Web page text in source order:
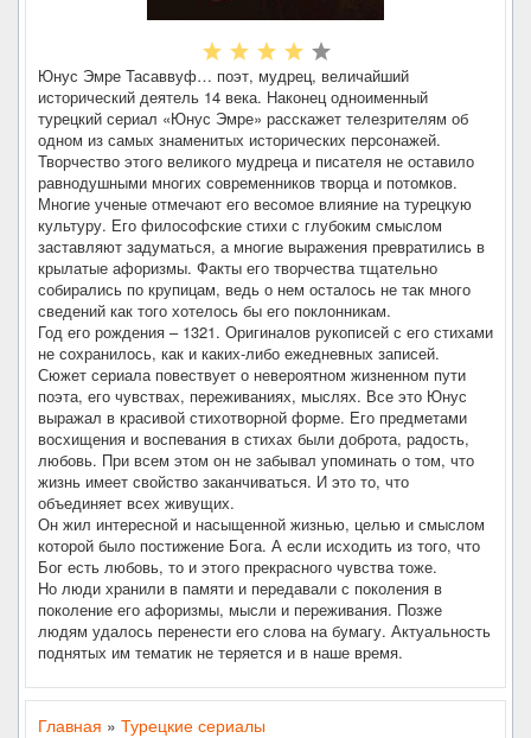
Юнус Эмре Тасаввуф… поэт, мудрец, величайший
исторический деятель 14 века. Наконец одноименный
турецкий сериал «Юнус Эмре» расскажет телезрителям об
одном из самых знаменитых исторических персонажей.
Творчество этого великого мудреца и писателя не оставило
равнодушными многих современников творца и потомков.
Многие ученые отмечают его весомое влияние на турецкую
культуру. Его философские стихи с глубоким смыслом
заставляют задуматься, а многие выражения превратились в
крылатые афоризмы. Факты его творчества тщательно
собирались по крупицам, ведь о нем осталось не так много
сведений как того хотелось бы его поклонникам.
Год его рождения – 1321. Оригиналов рукописей с его стихами
не сохранилось, как и каких-либо ежедневных записей.
Сюжет сериала повествует о невероятном жизненном пути
поэта, его чувствах, переживаниях, мыслях. Все это Юнус
выражал в красивой стихотворной форме. Его предметами
восхищения и воспевания в стихах были доброта, радость,
любовь. При всем этом он не забывал упоминать о том, что
жизнь имеет свойство заканчиваться. И это то, что
объединяет всех живущих.
Он жил интересной и насыщенной жизнью, целью и смыслом
которой было постижение Бога. А если исходить из того, что
Бог есть любовь, то и этого прекрасного чувства тоже.
Но люди хранили в памяти и передавали с поколения в
поколение его афоризмы, мысли и переживания. Позже
людям удалось перенести его слова на бумагу. Актуальность
поднятых им тематик не теряется и в наше время.
Главная » Турецкие сериалы